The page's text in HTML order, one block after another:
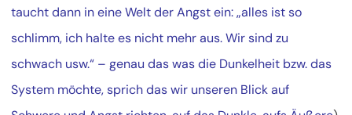
taucht dann in eine Welt der Angst ein: „alles ist so
schlimm, ich halte es nicht mehr aus. Wir sind zu
schwach usw.“ – genau das was die Dunkelheit bzw. das
System möchte, sprich das wir unseren Blick auf